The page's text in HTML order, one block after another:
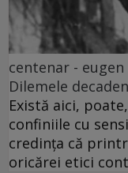
centenar -
Dilemele
Există aici,
confiniile cu
credința că
oricărei etici